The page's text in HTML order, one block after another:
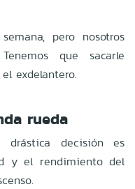
pero nosotros
que sacarle
exdelantero.
rueda
decisión es
y el rendimiento del